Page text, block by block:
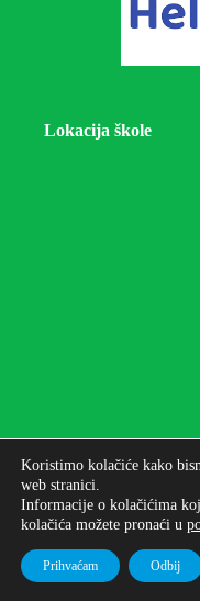
Lokacija škole
Autorska prava ©
Koristimo kolačiće kako
web stranici.
Informacije o kolačićima
kolačića možete pronaći u
Prihvaćam Odbij